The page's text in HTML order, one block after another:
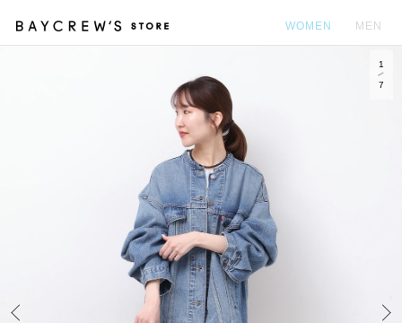
WOMEN MEN
1
7